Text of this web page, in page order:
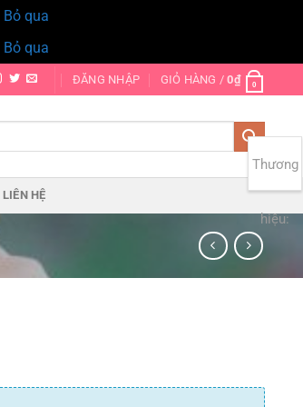
Bỏ qua
Bỏ qua
ĐĂNG NHẬP GIỎ HÀNG /0₫ 0
LIÊN HỆ
Thương
hiệu: